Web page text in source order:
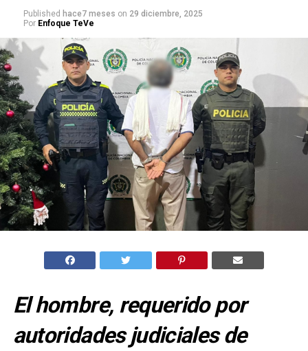
Published hace7 meses on 29 diciembre, 2025
Por Enfoque TeVe
El hombre, requerido por
autoridades judiciales de